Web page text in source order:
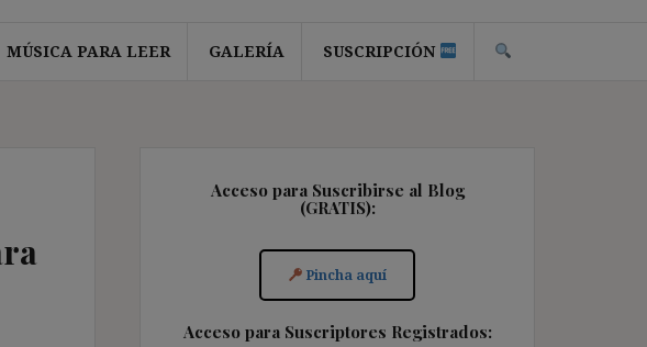
MÚSICA PARA LEER GALERÍA SUSCRIPCIÓN
Acceso para Suscribirse al Blog
(GRATIS):
Pincha aquí
Acceso para Suscriptores Registrados: